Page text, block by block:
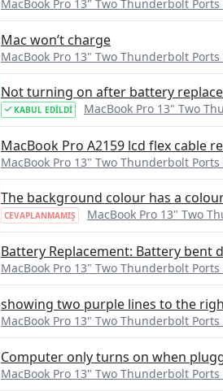
MacBook Pro 13" Two Thunderbolt Ports
Mac won’t charge
MacBook Pro 13" Two Thunderbolt Ports
Not turning on after battery
KABUL EDILDI MacBook Pro 13" Two
MacBook Pro A2159 lcd flex cable
MacBook Pro 13" Two Thunderbolt Ports
The background colour has a
CEVAPLANMAMIŞ MacBook Pro 13" Two
Battery Replacement: Battery bent
MacBook Pro 13" Two Thunderbolt Ports
showing two purple lines to the
MacBook Pro 13" Two Thunderbolt Ports
Computer only turns on when
MacBook Pro 13" Two Thunderbolt Ports